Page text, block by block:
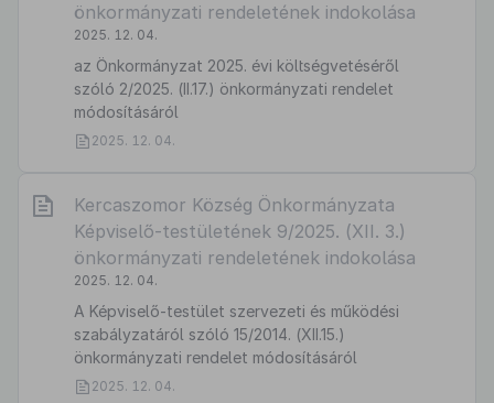
önkormányzati rendeletének indokolása
2025. 12. 04.
az Önkormányzat 2025. évi költségvetéséről
szóló 2/2025. (II.17.) önkormányzati rendelet
módosításáról
2025. 12. 04.
Kercaszomor Község Önkormányzata
Képviselő-testületének 9/2025. (XII. 3.)
önkormányzati rendeletének indokolása
2025. 12. 04.
A Képviselő-testület szervezeti és működési
szabályzatáról szóló 15/2014. (XII.15.)
önkormányzati rendelet módosításáról
2025. 12. 04.